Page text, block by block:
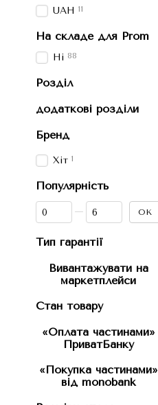
UAH 11
На складе для Prom
Ні 88
Розділ
додаткові розділи
Бренд
Хіт 1
Популярність
Від Популярність
До Популярність ОК
Тип гарантії
Вивантажувати на
маркетплейси
Стан товару
«Оплата частинами»
ПриватБанку
«Покупка частинами»
від monobank